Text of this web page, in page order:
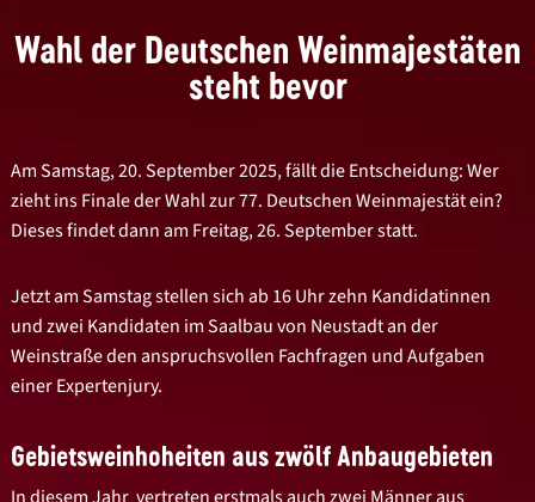
Wahl der Deutschen Weinmajestäten
steht bevor
Am Samstag, 20. September 2025, fällt die Entscheidung: Wer
zieht ins Finale der Wahl zur 77. Deutschen Weinmajestät ein?
Dieses findet dann am Freitag, 26. September statt.
Jetzt am Samstag stellen sich ab 16 Uhr zehn Kandidatinnen
und zwei Kandidaten im Saalbau von Neustadt an der
Weinstraße den anspruchsvollen Fachfragen und Aufgaben
einer Expertenjury.
Gebietsweinhoheiten aus zwölf Anbaugebieten